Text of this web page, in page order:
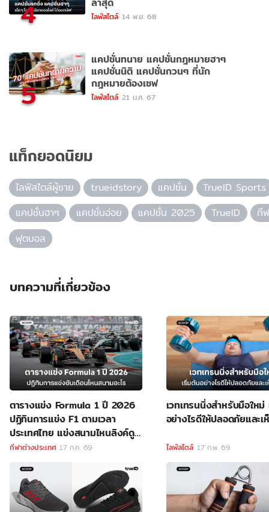
4 ไลฟ์สไตล์ 14 พ.ย. 68
5
แคปชั่นทนาย แคปชั่นกฎหมายฮาๆ
แคปชั่นนิติ แคปชั่นกวนๆ ที่นัก
กฎหมายต้องเซฟ
ไลฟ์สไตล์ 21 ม.ค. 67
แท็กยอดนิยม
ไลฟ์สไตล์ผู้ชาย trueidstory แคปชั่น
TrueID Sports
แคปชั่นฮาๆ
แคปชั่นอ่อย แคปชั่น 2025 TrueID
กี
ฟุตบอล
บทความที่เกี่ยวข้อง
ตารางแข่ง Formula 1 ปี 2026
ปฏิทินการแข่ง F1 ตามเวลา
ประเทศไทย แข่งสนามไหนลิงค์ดู
สด F1
กีฬาต่างประเทศ 17 ก.ค. 69
เวทเทรนนิ่งสำหรับมือใหม่
อย่างไรดีให้ปลอดภัยและเ
ไลฟ์สไตล์ 17 ก.พ. 69